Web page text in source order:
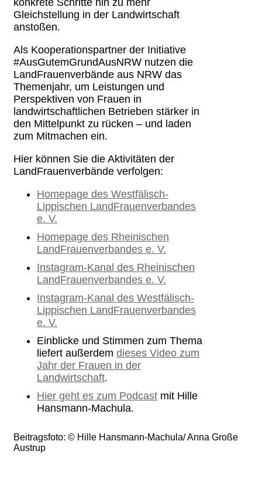
Gleichstellung in der Landwirtschaft
anstoßen.
Als Kooperationspartner der Initiative
#AusGutemGrundAusNRW nutzen die
LandFrauenverbände aus NRW das
Themenjahr, um Leistungen und
Perspektiven von Frauen in
landwirtschaftlichen Betrieben stärker in
den Mittelpunkt zu rücken – und laden
zum Mitmachen ein.
Hier können Sie die Aktivitäten der
LandFrauenverbände verfolgen:
Homepage des Westfälisch-
Lippischen LandFrauenverbandes
e. V.
Homepage des Rheinischen
LandFrauenverbandes e. V.
Instagram-Kanal des Rheinischen
LandFrauenverbandes e. V.
Instagram-Kanal des Westfälisch-
Lippischen LandFrauenverbandes
e. V.
Einblicke und Stimmen zum Thema
liefert außerdem dieses Video zum
Jahr der Frauen in der
Landwirtschaft.
Hier geht es zum Podcast mit Hille
Hansmann-Machula.
Beitragsfoto: © Hille Hansmann-Machula/ Anna Große
Austrup